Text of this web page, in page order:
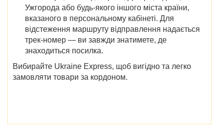
Ужгорода або будь-якого іншого міста країни,
вказаного в персональному кабінеті. Для
відстеження маршруту відправлення надається
трек-номер — ви завжди знатимете, де
знаходиться посилка.
Вибирайте Ukraine Express, щоб вигідно та легко
замовляти товари за кордоном.